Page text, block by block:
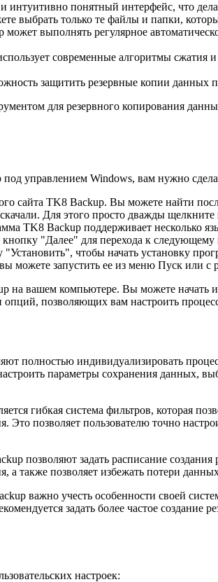
интуитивно понятный интерфейс, что
только те файлы и папки,
может выполнять регулярное
современные алгоритмы сжатия
защитить резервные копии данных
для резервного копирования
управлением Windows, вам нужно
сайта TK8 Backup. Вы можете найти
Для этого просто дважды
TK8 Backup поддерживает несколько
"Далее" для перехода к
чтобы начать установку
можете запустить ее из меню Пуск или
на вашем компьютере. Вы можете начать
позволяющих вам настроить
полностью индивидуализировать
параметры сохранения данных,
гибкая система фильтров, которая
Это позволяет пользователю точно
позволяют задать расписание
а также позволяет избежать потери
важно учесть особенности своей
задать более частое создание
настроек: